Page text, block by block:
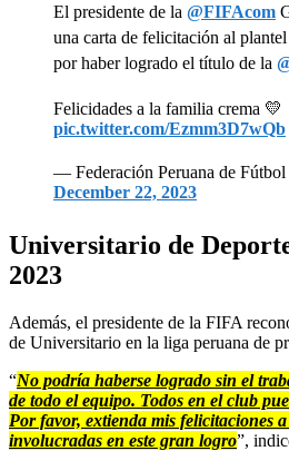
El presidente de la @FIFAcom
una carta de felicitación al
por haber logrado el título de la
Felicidades a la familia crema 💛
pic.twitter.com/Ezmm3D7wQb
— Federación Peruana de
December 22, 2023
Universitario de
2023
Además, el presidente de la FIFA
de Universitario en la liga peruana de
“No podría haberse logrado sin el
de todo el equipo. Todos en el club
Por favor, extienda mis felicitaciones
involucradas en este gran logro”,